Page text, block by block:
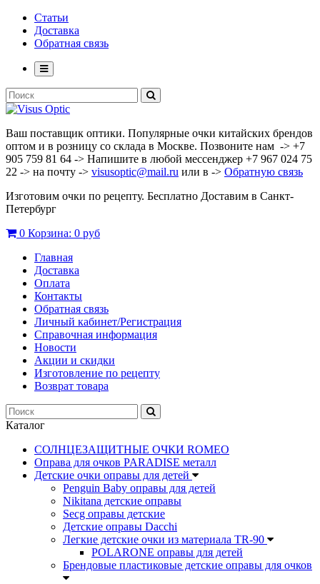
Статьи
Доставка
Обратная связь
Ваш поставщик оптики. Популярные очки китайских брендов
оптом и в розницу со склада в Москве. Позвоните нам -> +7
905 759 81 64 -> Напишите в любой мессенджер +7 967 024 75
22 -> на почту -> visusoptic@mail.ru или в -> Обратную связь
Изготовим очки по рецепту. Бесплатно Доставим в Санкт-
Петербург
0 Корзина: 0 руб
Главная
Доставка
Оплата
Контакты
Обратная связь
Личный кабинет/Регистрация
Справочная информация
Новости
Акции и скидки
Изготовление по рецепту
Возврат товара
Каталог
СОЛНЦЕЗАЩИТНЫЕ ОЧКИ ROMEO
Оправа для очков PARADISE металл
Детские очки оправы для детей
Penguin Baby оправы для детей
Nikitana детские оправы
Secg оправы детские
Детские оправы Dacchi
Легкие детские очки из материала TR-90
POLARONE оправы для детей
Брендовые пластиковые детские оправы для очков